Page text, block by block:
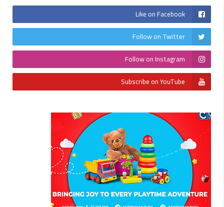
Like on Facebook
Follow on Twitter
Follow on Instagram
Subscribe on YouTube